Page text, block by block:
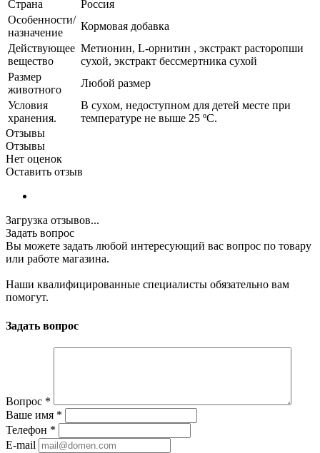
Страна
Россия
Особенности/
назначение
Кормовая добавка
Действующее
вещество
Метионин, L-орнитин , экстракт расторопши
сухой, экстракт бессмертника сухой
Размер
животного
Любой размер
Условия
хранения.
В сухом, недоступном для детей месте при
температуре не выше 25 ºС.
Отзывы
Отзывы
Нет оценок
Оставить отзыв
Загрузка отзывов...
Задать вопрос
Вы можете задать любой интересующий вас вопрос по товару
или работе магазина.
Наши квалифицированные специалисты обязательно вам
помогут.
Задать вопрос
Вопрос *
Ваше имя *
Телефон *
E-mail